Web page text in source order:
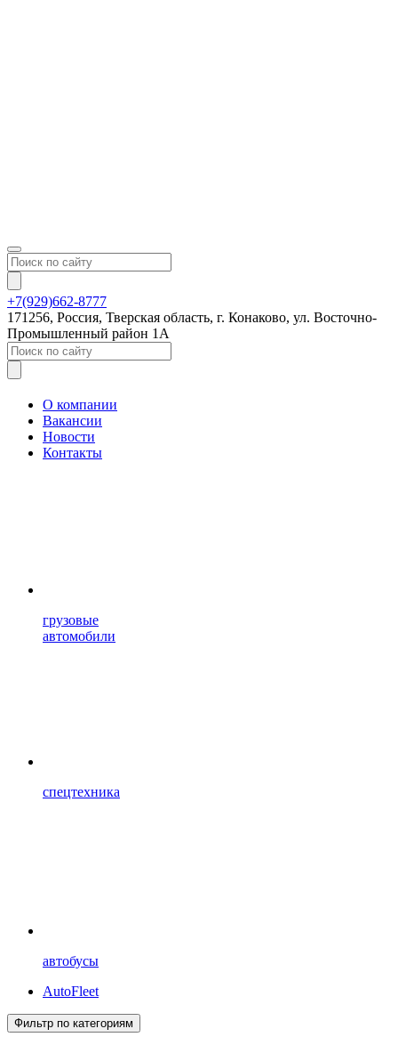
+7(929)662-8777
171256, Россия, Тверская область, г. Конаково, ул. Восточно-
Промышленный район 1А
О компании
Вакансии
Новости
Контакты
грузовые
автомобили
спецтехника
автобусы
AutoFleet
Фильтр по категориям